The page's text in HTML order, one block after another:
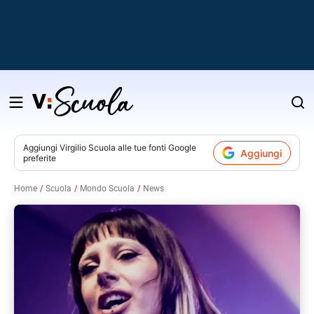
Salta
contenuto
Aggiungi Virgilio Scuola alle tue fonti Google
preferite
Aggiungi
Home Scuola Mondo Scuola News